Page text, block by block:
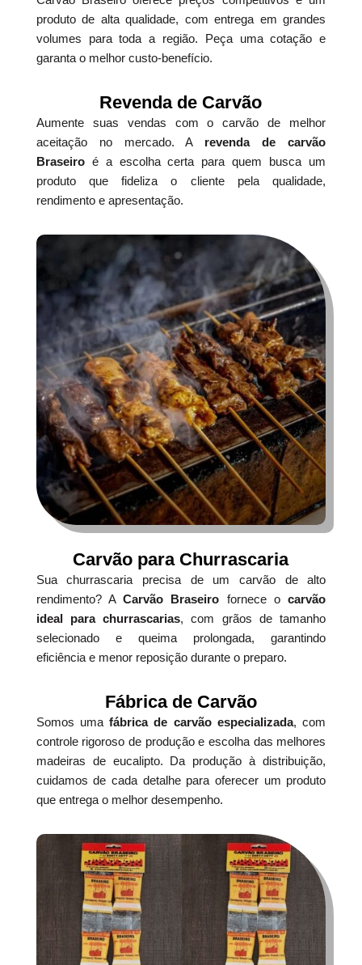
produto de alta qualidade, com entrega em grandes
volumes para toda a região. Peça uma cotação e
garanta o melhor custo-benefício.
Revenda de Carvão
Aumente suas vendas com o carvão de melhor
aceitação no mercado. A revenda de carvão
Braseiroé a escolha certa para quem busca um
produto que fideliza o cliente pela qualidade,
rendimento e apresentação.
Carvão para Churrascaria
Sua churrascaria precisa de um carvão de alto
rendimento? ACarvão Braseiro fornece ocarvão
ideal para churrascarias, com grãos de tamanho
selecionado e queima prolongada, garantindo
eficiência e menor reposição durante o preparo.
Fábrica de Carvão
Somos umafábrica de carvão especializada, com
controle rigoroso de produção e escolha das melhores
madeiras de eucalipto. Da produção à distribuição,
cuidamos de cada detalhe para oferecer um produto
que entrega o melhor desempenho.